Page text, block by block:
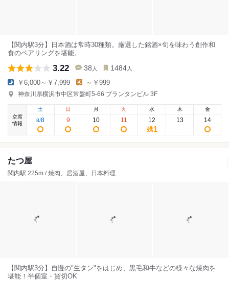
【関内駅3分】日本酒は常時30種類。厳選した銘酒×旬を味わう創作和
食のペアリングを堪能。
3.22 38 人 1484 人
￥6,000～￥7,999 ～￥999
神奈川県横浜市中区常盤町5-66 プランタンビル 3F
空席
情報
土
8/8
日
9
月
10
火
11
水
12
残1
木
13
金
14
たつ屋
関内駅 225m / 焼肉、居酒屋、日本料理
【関内駅3分】自慢の"生タン"をはじめ、黒毛和牛などの様々な焼肉を
堪能！半個室・貸切OK